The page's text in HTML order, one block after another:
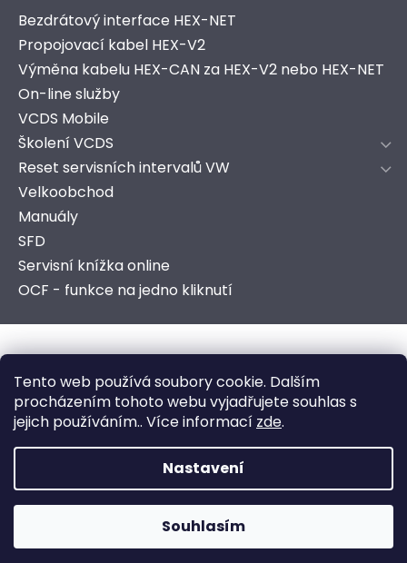
Tento web používá soubory cookie. Dalším
procházením tohoto webu vyjadřujete souhlas s
jejich používáním.. Více informací zde.
Nastavení
Souhlasím
Bezdrátový interface HEX-NET
Propojovací kabel HEX-V2
Výměna kabelu HEX-CAN za HEX-V2 nebo HEX-NET
On-line služby
VCDS Mobile
Školení VCDS
Reset servisních intervalů VW
Velkoobchod
Manuály
SFD
Servisní knížka online
OCF - funkce na jedno kliknutí
Vytvořil Shoptet
vyhrazena.
Vytvořeno ve spolupráci s marketingovou agenturou
ZEST BRAND.